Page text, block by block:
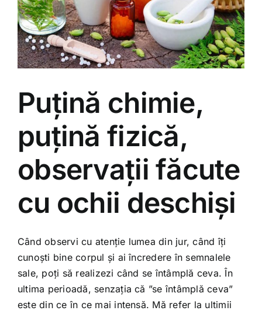
Puțină chimie,
puțină fizică,
observații făcute
cu ochii deschiși
Când observi cu atenție lumea din jur, când îți
cunoști bine corpul și ai încredere în semnalele
sale, poți să realizezi când se întâmplă ceva. În
ultima perioadă, senzația că ”se întâmplă ceva”
este din ce în ce mai intensă. Mă refer la ultimii